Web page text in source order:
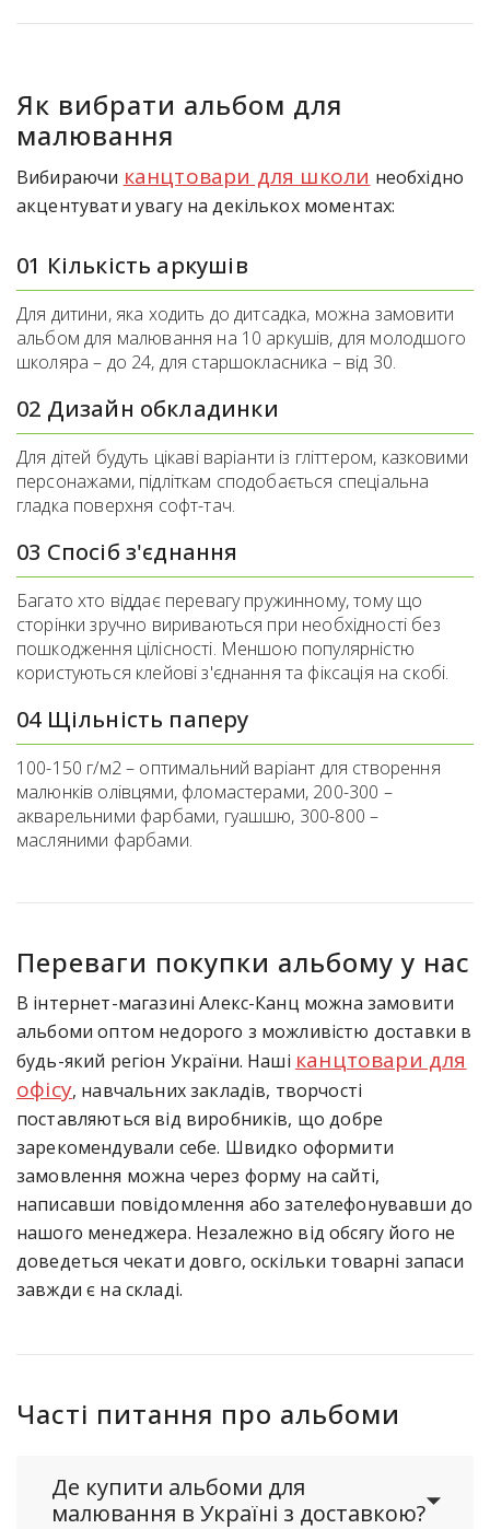
Як вибрати альбом для
малювання
Вибираючи канцтовари для школи необхідно
акцентувати увагу на декількох моментах:
01 Кількість аркушів
Для дитини, яка ходить до дитсадка, можна замовити
альбом для малювання на 10 аркушів, для молодшого
школяра – до 24, для старшокласника – від 30.
02 Дизайн обкладинки
Для дітей будуть цікаві варіанти із гліттером, казковими
персонажами, підліткам сподобається спеціальна
гладка поверхня софт-тач.
03 Спосіб з'єднання
Багато хто віддає перевагу пружинному, тому що
сторінки зручно вириваються при необхідності без
пошкодження цілісності. Меншою популярністю
користуються клейові з'єднання та фіксація на скобі.
04 Щільність паперу
100-150 г/м2 – оптимальний варіант для створення
малюнків олівцями, фломастерами, 200-300 –
акварельними фарбами, гуашшю, 300-800 –
масляними фарбами.
Переваги покупки альбому у нас
В інтернет-магазині Алекс-Канц можна замовити
альбоми оптом недорого з можливістю доставки в
будь-який регіон України. Наші канцтовари для
офісу, навчальних закладів, творчості
поставляються від виробників, що добре
зарекомендували себе. Швидко оформити
замовлення можна через форму на сайті,
написавши повідомлення або зателефонувавши до
нашого менеджера. Незалежно від обсягу його не
доведеться чекати довго, оскільки товарні запаси
завжди є на складі.
Часті питання про альбоми
Де купити альбоми для
малювання в Україні з доставкою?